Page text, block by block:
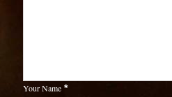
Your Name *